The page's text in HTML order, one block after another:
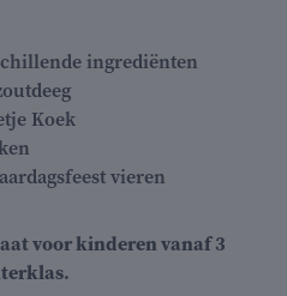
ingrediënten
Koek
vieren
voor kinderen vanaf 3